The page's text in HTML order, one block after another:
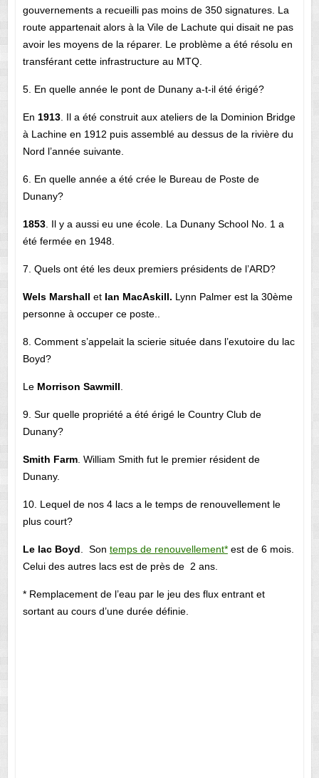
gouvernements a recueilli pas moins de 350 signatures. La
route appartenait alors à la Vile de Lachute qui disait ne pas
avoir les moyens de la réparer. Le problème a été résolu en
transférant cette infrastructure au MTQ.
5. En quelle année le pont de Dunany a-t-il été érigé?
En 1913. Il a été construit aux ateliers de la Dominion Bridge
à Lachine en 1912 puis assemblé au dessus de la rivière du
Nord l’année suivante.
6. En quelle année a été crée le Bureau de Poste de
Dunany?
1853. Il y a aussi eu une école. La Dunany School No. 1 a
été fermée en 1948.
7. Quels ont été les deux premiers présidents de l’ARD?
Wels Marshall et Ian MacAskill. Lynn Palmer est la 30ème
personne à occuper ce poste..
8. Comment s’appelait la scierie située dans l’exutoire du lac
Boyd?
LeMorrison Sawmill
9. Sur quelle propriété a été érigé le Country Club de
Dunany?
Smith Farm. William Smith fut le premier résident de
Dunany.
10. Lequel de nos 4 lacs a le temps de renouvellement le
plus court?
Le lac Boyd . Son temps de renouvellement*est de 6 mois.
Celui des autres lacs est de près de 2 ans.
* Remplacement de l’eau par le jeu des flux entrant et
sortant au cours d’une durée définie.